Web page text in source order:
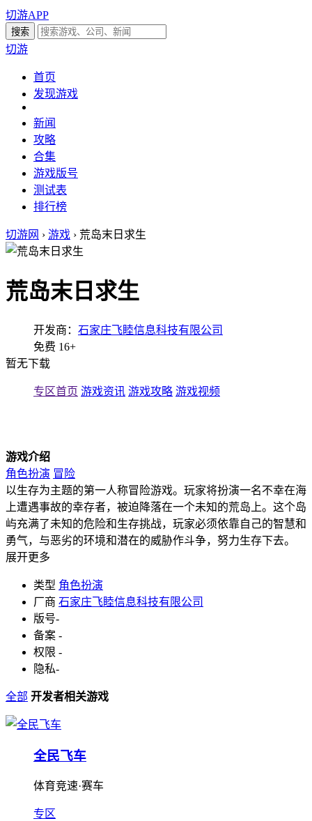
切游APP
切游
首页
发现游戏
新闻
攻略
合集
游戏版号
测试表
排行榜
切游网 › 游戏 › 荒岛末日求生
荒岛末日求生
开发商： 石家庄飞睦信息科技有限公司
免费 16+
暂无下载
专区首页 游戏资讯 游戏攻略 游戏视频
游戏介绍
角色扮演 冒险
以生存为主题的第一人称冒险游戏。玩家将扮演一名不幸在海
上遭遇事故的幸存者，被迫降落在一个未知的荒岛上。这个岛
屿充满了未知的危险和生存挑战，玩家必须依靠自己的智慧和
勇气，与恶劣的环境和潜在的威胁作斗争，努力生存下去。
展开更多
类型 角色扮演
厂商 石家庄飞睦信息科技有限公司
版号-
备案 -
权限 -
隐私-
全部 开发者相关游戏
全民飞车
体育竞速·赛车
专区